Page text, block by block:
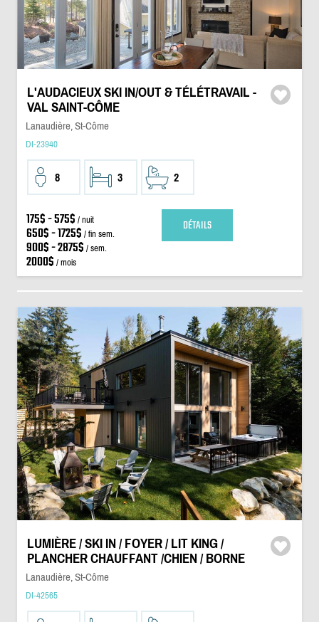
L'AUDACIEUX SKI IN/OUT & TÉLÉTRAVAIL -
VAL SAINT-CÔME
Lanaudière, St-Côme
DI-23940
8 3 2
175$ - 575$ / nuit
650$ - 1725$ / fin sem.
900$ - 2875$ / sem.
2000$ / mois
DÉTAILS
LUMIÈRE / SKI IN / FOYER / LIT KING /
PLANCHER CHAUFFANT /CHIEN / BORNE
Lanaudière, St-Côme
DI-42565